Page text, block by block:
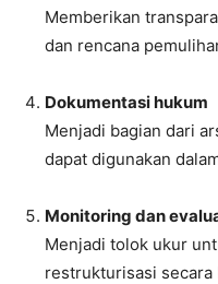
Memberikan
dan rencana
Dokumentasi hukum
Menjadi bagian dari
dapat digunakan
Monitoring dan
Menjadi tolok ukur
restrukturisasi secara